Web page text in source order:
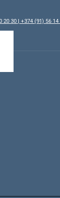
20 30 | +374 (91) 56 14